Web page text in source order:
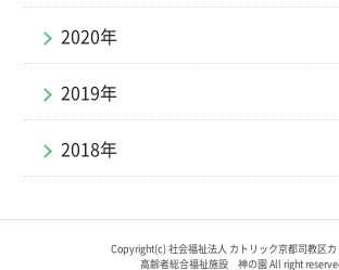
2020年
2019年
2018年
Copyright(c) 社会福祉法人 カトリック京都司教区カ
高齢者総合福祉施設 神の園 All right